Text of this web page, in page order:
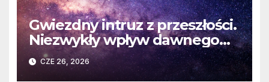
Gwiezdny intruz z przeszłości.
Niezwykły wpływ dawnego
spotkania na komety Układu
Słonecznego
CZE 26, 2026